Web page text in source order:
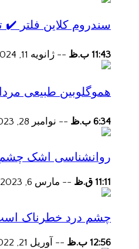
سندروم کلاین فلتر
11:43 ب.ظ -- ژانویه 11, 2024
هموگلوبین طبیعی
6:34 ب.ظ -- نوامبر 28, 2023
روانشناسی اشک
11:11 ق.ظ -- مارس 6, 2023
چشم درد خطرناک
12:56 ب.ظ -- آوریل 21, 2022